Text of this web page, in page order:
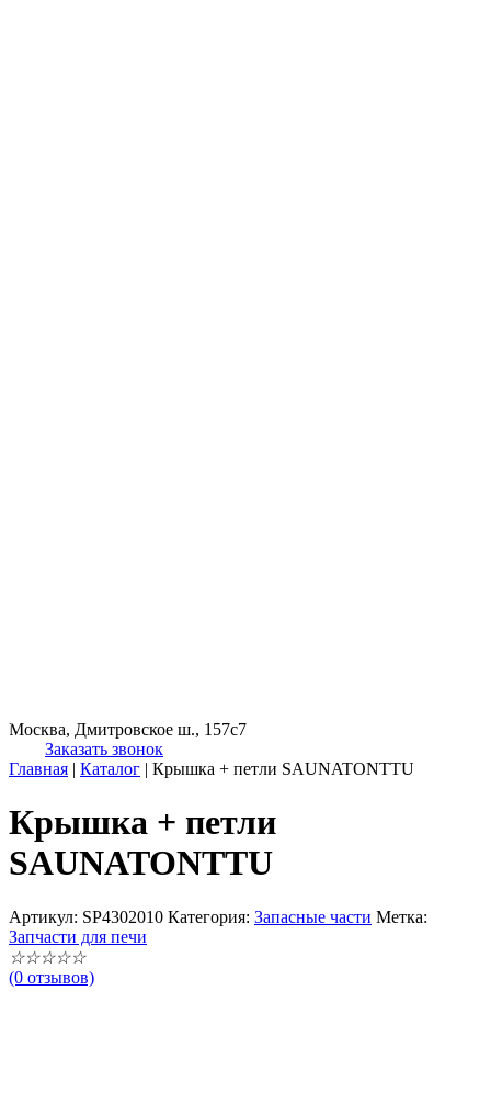
Москва, Дмитровское ш., 157с7
Заказать звонок
Главная | Каталог | Крышка + петли SAUNATONTTU
Крышка + петли
SAUNATONTTU
Артикул: SP4302010 Категория: Запасные части Метка:
Запчасти для печи
☆☆☆☆☆
(0 отзывов)